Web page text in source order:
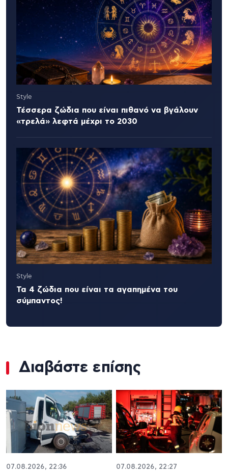
Style
Τέσσερα ζώδια που είναι πιθανό να βγάλουν
«τρελά» λεφτά μέχρι το 2030
Style
Τα 4 ζώδια που είναι τα αγαπημένα του
σύμπαντος!
Διαβάστε επίσης
07.08.2026, 22:36 07.08.2026, 22:27